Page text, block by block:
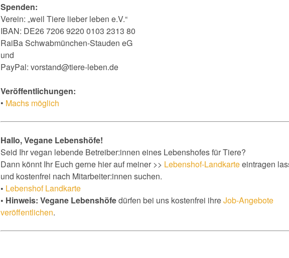
Spenden:
Verein: „weil Tiere lieber leben e.V.“
IBAN: DE26 7206 9220 0103 2313 80
RaiBa Schwabmünchen-Stauden eG
und
PayPal: vorstand@tiere-leben.de
Veröffentlichungen:
• Machs möglich
Hallo, Vegane Lebenshöfe!
Seid Ihr vegan lebende Betreiber:innen eines Lebenshofes für Tiere?
Dann könnt Ihr Euch gerne hier auf meiner >> Lebenshof-Landkarteeintragen
und kostenfrei nach Mitarbeiter:innen suchen.
• Lebenshof Landkarte
• Hinweis: Vegane Lebenshöfedürfen bei uns kostenfrei ihreJob-Angebote
veröffentlichen.